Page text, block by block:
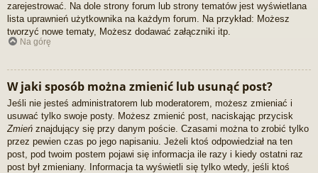
zarejestrować. Na dole strony forum lub strony tematów jest wyświetlana
lista uprawnień użytkownika na każdym forum. Na przykład: Możesz
tworzyć nowe tematy, Możesz dodawać załączniki itp.
Na górę
W jaki sposób można zmienić lub usunąć post?
Jeśli nie jesteś administratorem lub moderatorem, możesz zmieniać i
usuwać tylko swoje posty. Możesz zmienić post, naciskając przycisk
Zmień znajdujący się przy danym poście. Czasami można to zrobić tylko
przez pewien czas po jego napisaniu. Jeżeli ktoś odpowiedział na ten
post, pod twoim postem pojawi się informacja ile razy i kiedy ostatni raz
post był zmieniany. Informacja ta wyświetli się tylko wtedy, jeśli ktoś